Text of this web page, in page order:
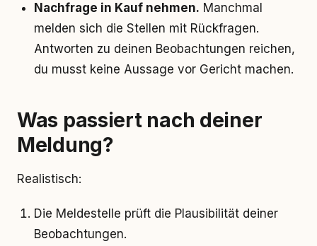
Nachfrage in Kauf nehmen. Manchmal
melden sich die Stellen mit Rückfragen.
Antworten zu deinen Beobachtungen reichen,
du musst keine Aussage vor Gericht machen.
Was passiert nach deiner
Meldung?
Realistisch:
Die Meldestelle prüft die Plausibilität deiner
Beobachtungen.